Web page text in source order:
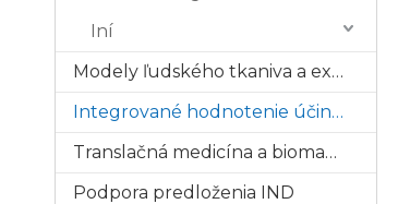
Iní
Modely ľudského tkaniva a ex vivo
Integrované hodnotenie účinnosti
Translačná medicína a biomarkery
Podpora predloženia IND